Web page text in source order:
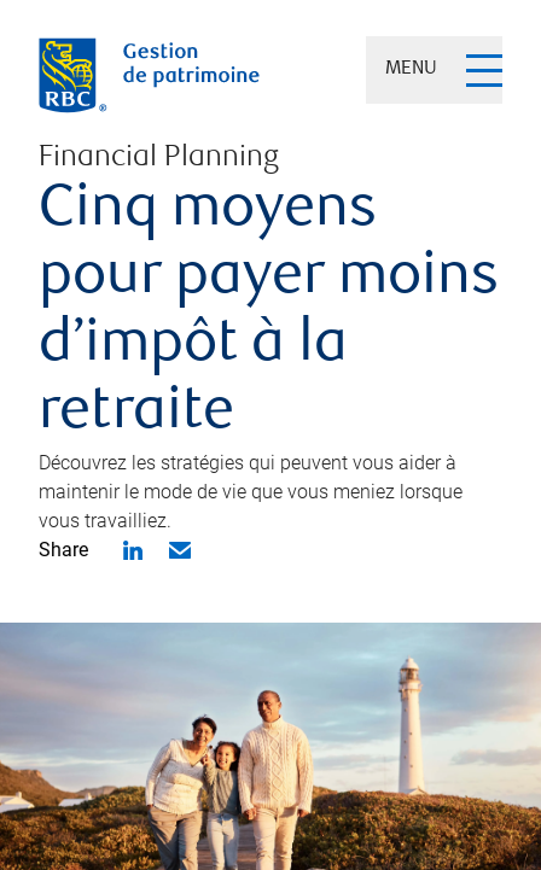
MENU
Financial Planning
Cinq moyens
pour payer moins
d’impôt à la
retraite
Découvrez les stratégies qui peuvent vous aider à
maintenir le mode de vie que vous meniez lorsque
vous travailliez.
Share